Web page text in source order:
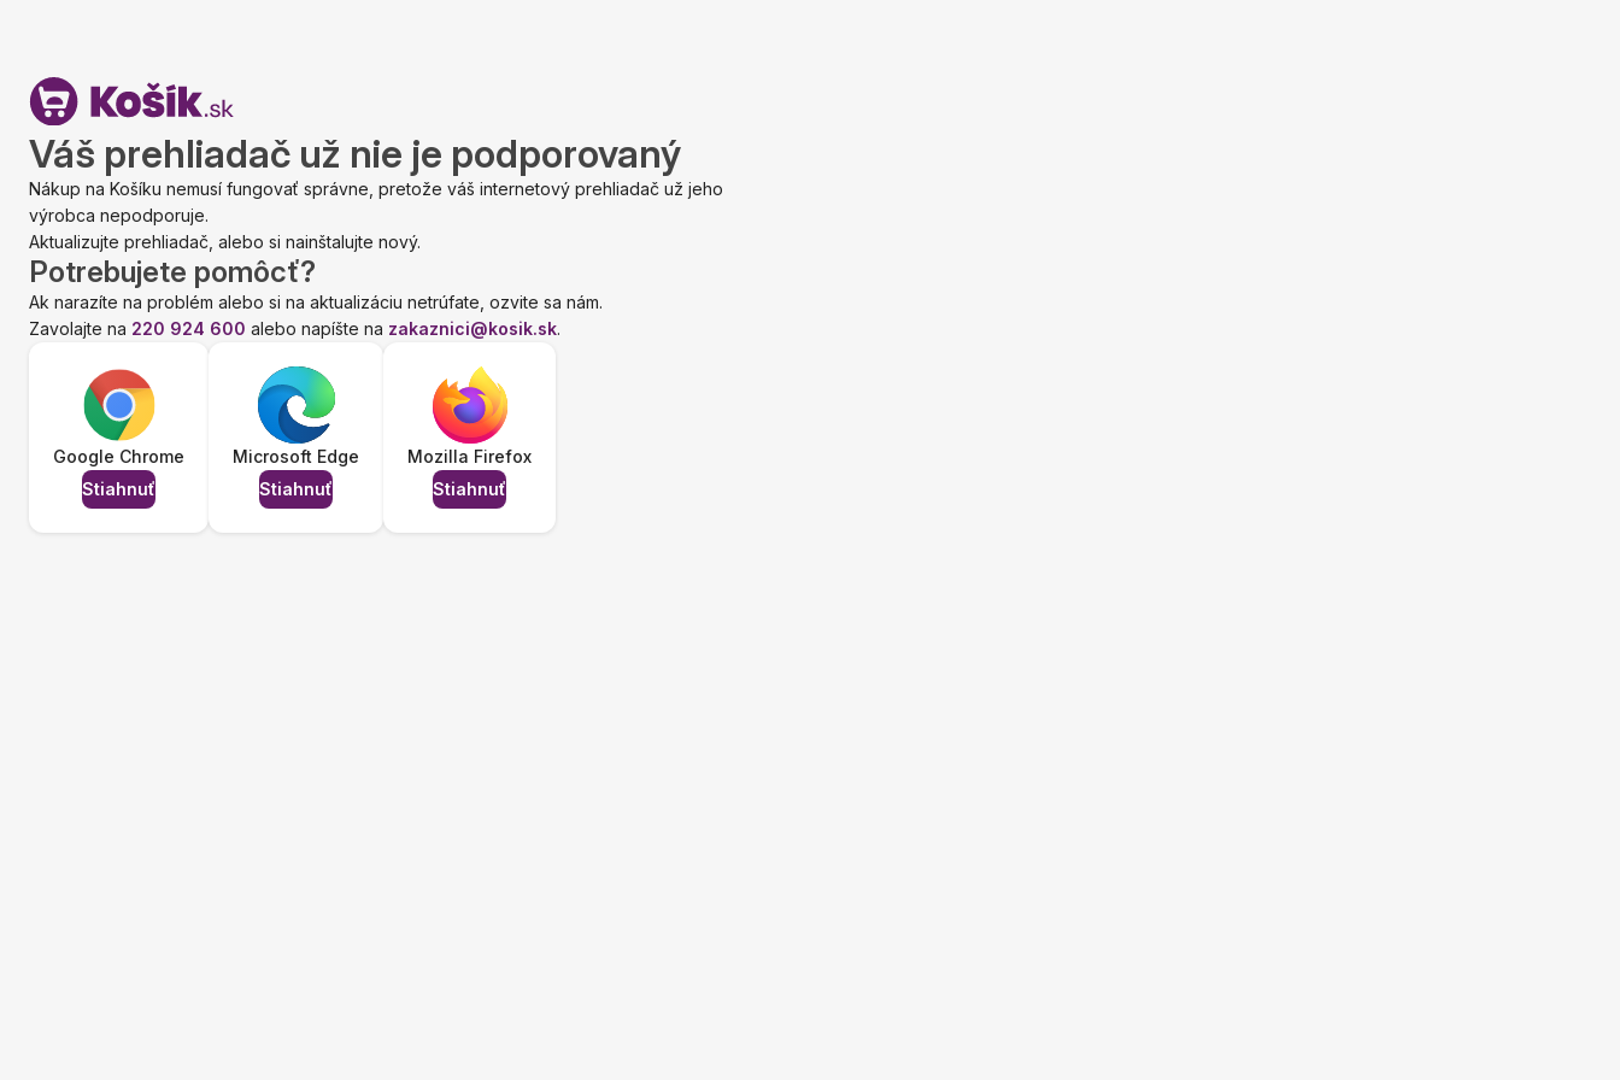
Váš prehliadač už nie je podporovaný
Nákup na Košíku nemusí fungovať správne, pretože váš internetový prehliadač už jeho
výrobca nepodporuje.
Aktualizujte prehliadač, alebo si nainštalujte nový.
Potrebujete pomôcť?
Ak narazíte na problém alebo si na aktualizáciu netrúfate, ozvite sa nám.
Zavolajte na 220 924 600 alebo napíšte na zakaznici@kosik.sk.
Google Chrome
Stiahnuť
Microsoft Edge
Stiahnuť
Mozilla Firefox
Stiahnuť